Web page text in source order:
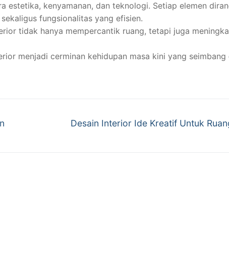
estetika, kenyamanan, dan teknologi. Setiap elemen
fungsionalitas yang efisien.
tidak hanya mempercantik ruang, tetapi juga
menjadi cerminan kehidupan masa kini yang seimbang
Next
Desain Interior Ide Kreatif Untuk